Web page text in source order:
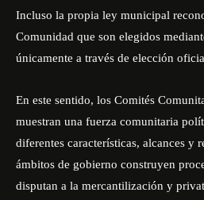
Incluso la propia ley municipal
Comunidad que son elegidos
únicamente a través de elección
En este sentido, los Comités
muestran una fuerza comunitaria
diferentes características, alcances y
ámbitos de gobierno construyen
disputan a la mercantilización y